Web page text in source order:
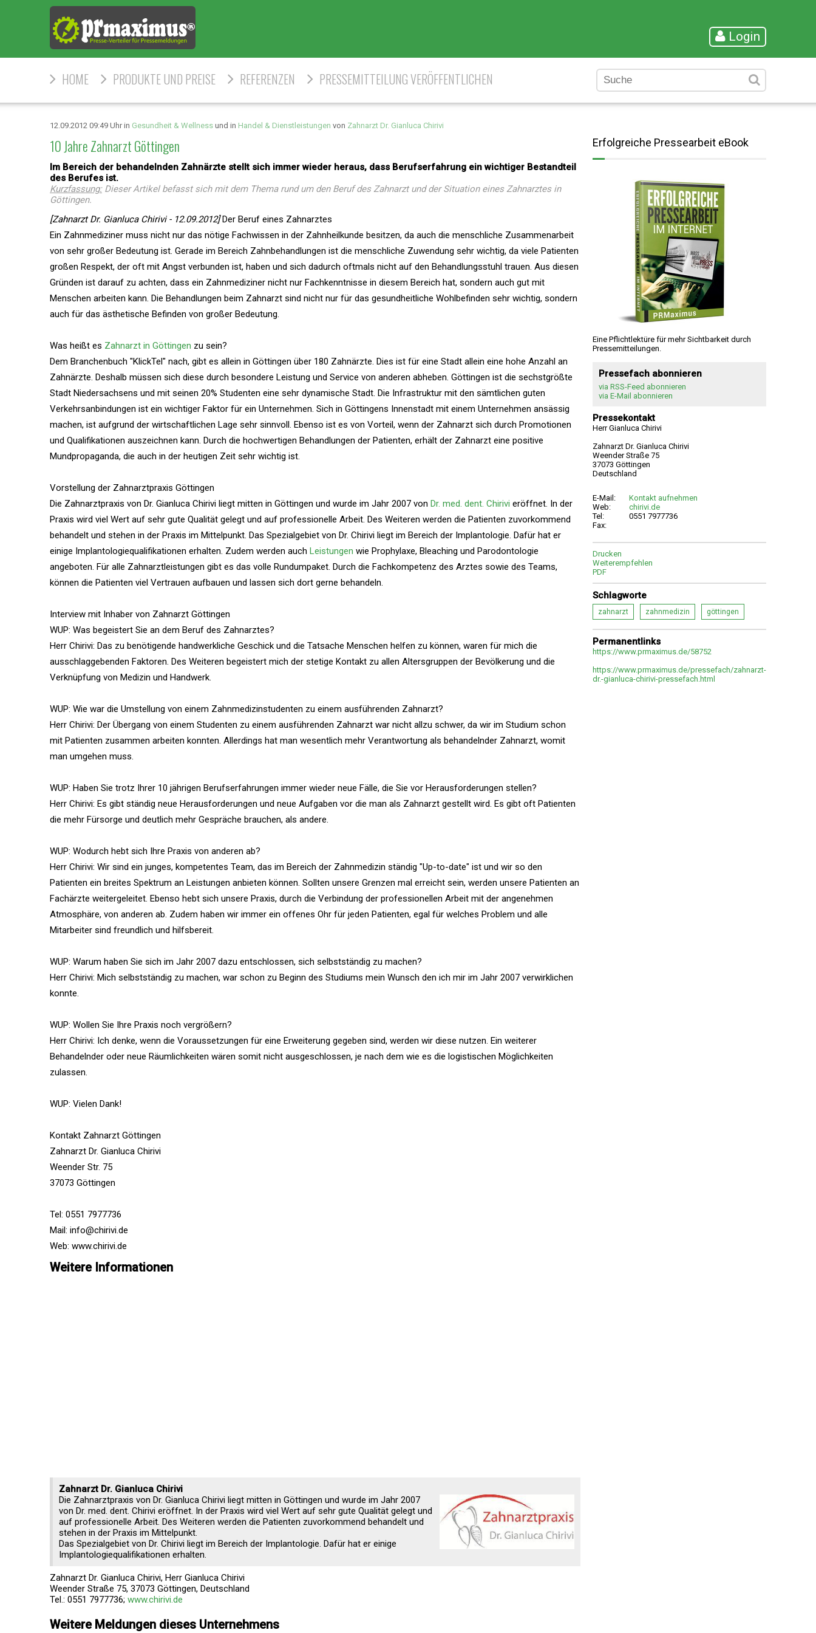
Login
HOME PRODUKTE UND PREISE REFERENZEN PRESSEMITTEILUNG VERÖFFENTLICHEN
12.09.2012 09:49 Uhr in Gesundheit & Wellness und in Handel & Dienstleistungen von Zahnarzt Dr. Gianluca Chirivi
10 Jahre Zahnarzt Göttingen
Im Bereich der behandelnden Zahnärzte stellt sich immer wieder heraus, dass Berufserfahrung ein wichtiger Bestandteil
des Berufes ist.
Kurzfassung:Dieser Artikel befasst sich mit dem Thema rund um den Beruf des Zahnarzt und der Situation eines Zahnarztes in
Göttingen.
[Zahnarzt Dr. Gianluca Chirivi - 12.09.2012]Der Beruf eines Zahnarztes
Ein Zahnmediziner muss nicht nur das nötige Fachwissen in der Zahnheilkunde besitzen, da auch die menschliche Zusammenarbeit
von sehr großer Bedeutung ist. Gerade im Bereich Zahnbehandlungen ist die menschliche Zuwendung sehr wichtig, da viele Patienten
großen Respekt, der oft mit Angst verbunden ist, haben und sich dadurch oftmals nicht auf den Behandlungsstuhl trauen. Aus diesen
Gründen ist darauf zu achten, dass ein Zahnmediziner nicht nur Fachkenntnisse in diesem Bereich hat, sondern auch gut mit
Menschen arbeiten kann. Die Behandlungen beim Zahnarzt sind nicht nur für das gesundheitliche Wohlbefinden sehr wichtig, sondern
auch für das ästhetische Befinden von großer Bedeutung.
Was heißt es Zahnarzt in Göttingen zu sein?
Dem Branchenbuch "KlickTel" nach, gibt es allein in Göttingen über 180 Zahnärzte. Dies ist für eine Stadt allein eine hohe Anzahl an
Zahnärzte. Deshalb müssen sich diese durch besondere Leistung und Service von anderen abheben. Göttingen ist die sechstgrößte
Stadt Niedersachsens und mit seinen 20% Studenten eine sehr dynamische Stadt. Die Infrastruktur mit den sämtlichen guten
Verkehrsanbindungen ist ein wichtiger Faktor für ein Unternehmen. Sich in Göttingens Innenstadt mit einem Unternehmen ansässig
machen, ist aufgrund der wirtschaftlichen Lage sehr sinnvoll. Ebenso ist es von Vorteil, wenn der Zahnarzt sich durch Promotionen
und Qualifikationen auszeichnen kann. Durch die hochwertigen Behandlungen der Patienten, erhält der Zahnarzt eine positive
Mundpropaganda, die auch in der heutigen Zeit sehr wichtig ist.
Vorstellung der Zahnarztpraxis Göttingen
Die Zahnarztpraxis von Dr. Gianluca Chirivi liegt mitten in Göttingen und wurde im Jahr 2007 von Dr. med. dent. Chirivi eröffnet. In der
Praxis wird viel Wert auf sehr gute Qualität gelegt und auf professionelle Arbeit. Des Weiteren werden die Patienten zuvorkommend
behandelt und stehen in der Praxis im Mittelpunkt. Das Spezialgebiet von Dr. Chirivi liegt im Bereich der Implantologie. Dafür hat er
einige Implantologiequalifikationen erhalten. Zudem werden auch Leistungen wie Prophylaxe, Bleaching und Parodontologie
angeboten. Für alle Zahnarztleistungen gibt es das volle Rundumpaket. Durch die Fachkompetenz des Arztes sowie des Teams,
können die Patienten viel Vertrauen aufbauen und lassen sich dort gerne behandeln.
Interview mit Inhaber von Zahnarzt Göttingen
WUP: Was begeistert Sie an dem Beruf des Zahnarztes?
Herr Chirivi: Das zu benötigende handwerkliche Geschick und die Tatsache Menschen helfen zu können, waren für mich die
ausschlaggebenden Faktoren. Des Weiteren begeistert mich der stetige Kontakt zu allen Altersgruppen der Bevölkerung und die
Verknüpfung von Medizin und Handwerk.
WUP: Wie war die Umstellung von einem Zahnmedizinstudenten zu einem ausführenden Zahnarzt?
Herr Chirivi: Der Übergang von einem Studenten zu einem ausführenden Zahnarzt war nicht allzu schwer, da wir im Studium schon
mit Patienten zusammen arbeiten konnten. Allerdings hat man wesentlich mehr Verantwortung als behandelnder Zahnarzt, womit
man umgehen muss.
WUP: Haben Sie trotz Ihrer 10 jährigen Berufserfahrungen immer wieder neue Fälle, die Sie vor Herausforderungen stellen?
Herr Chirivi: Es gibt ständig neue Herausforderungen und neue Aufgaben vor die man als Zahnarzt gestellt wird. Es gibt oft Patienten
die mehr Fürsorge und deutlich mehr Gespräche brauchen, als andere.
WUP: Wodurch hebt sich Ihre Praxis von anderen ab?
Herr Chirivi: Wir sind ein junges, kompetentes Team, das im Bereich der Zahnmedizin ständig "Up-to-date" ist und wir so den
Patienten ein breites Spektrum an Leistungen anbieten können. Sollten unsere Grenzen mal erreicht sein, werden unsere Patienten an
Fachärzte weitergeleitet. Ebenso hebt sich unsere Praxis, durch die Verbindung der professionellen Arbeit mit der angenehmen
Atmosphäre, von anderen ab. Zudem haben wir immer ein offenes Ohr für jeden Patienten, egal für welches Problem und alle
Mitarbeiter sind freundlich und hilfsbereit.
WUP: Warum haben Sie sich im Jahr 2007 dazu entschlossen, sich selbstständig zu machen?
Herr Chirivi: Mich selbstständig zu machen, war schon zu Beginn des Studiums mein Wunsch den ich mir im Jahr 2007 verwirklichen
konnte.
WUP: Wollen Sie Ihre Praxis noch vergrößern?
Herr Chirivi: Ich denke, wenn die Voraussetzungen für eine Erweiterung gegeben sind, werden wir diese nutzen. Ein weiterer
Behandelnder oder neue Räumlichkeiten wären somit nicht ausgeschlossen, je nach dem wie es die logistischen Möglichkeiten
zulassen.
WUP: Vielen Dank!
Kontakt Zahnarzt Göttingen
Zahnarzt Dr. Gianluca Chirivi
Weender Str. 75
37073 Göttingen
Tel: 0551 7977736
Mail: info@chirivi.de
Web: www.chirivi.de
Weitere Informationen
Zahnarzt Dr. Gianluca Chirivi
Die Zahnarztpraxis von Dr. Gianluca Chirivi liegt mitten in Göttingen und wurde im Jahr 2007
von Dr. med. dent. Chirivi eröffnet. In der Praxis wird viel Wert auf sehr gute Qualität gelegt und
auf professionelle Arbeit. Des Weiteren werden die Patienten zuvorkommend behandelt und
stehen in der Praxis im Mittelpunkt.
Das Spezialgebiet von Dr. Chirivi liegt im Bereich der Implantologie. Dafür hat er einige
Implantologiequalifikationen erhalten.
Zahnarzt Dr. Gianluca Chirivi, Herr Gianluca Chirivi
Weender Straße 75, 37073 Göttingen, Deutschland
Tel.: 0551 7977736; www.chirivi.de
Weitere Meldungen dieses Unternehmens
Erfolgreiche Pressearbeit eBook
Eine Pflichtlektüre für mehr Sichtbarkeit durch
Pressemitteilungen.
Pressefach abonnieren
via RSS-Feed abonnieren
via E-Mail abonnieren
Pressekontakt
Herr Gianluca Chirivi
Zahnarzt Dr. Gianluca Chirivi
Weender Straße 75
37073 Göttingen
Deutschland
E-Mail:
Kontakt aufnehmen
Web:
chirivi.de
Tel:
0551 7977736
Fax:
Drucken
Weiterempfehlen
PDF
Schlagworte
zahnarzt zahnmedizin göttingen
Permanentlinks
https://www.prmaximus.de/58752
https://www.prmaximus.de/pressefach/zahnarzt-
dr.-gianluca-chirivi-pressefach.html